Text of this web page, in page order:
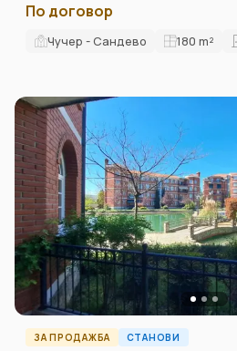
По договор
Чучер - Сандево 180 m²
ЗА ПРОДАЖБА СТАНОВИ